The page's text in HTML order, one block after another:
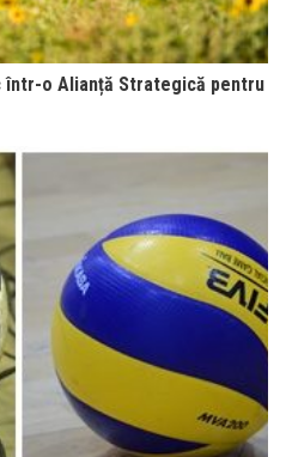
într-o Alianță Strategică pentru